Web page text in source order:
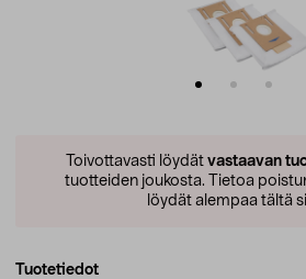
Toivottavasti löydät vastaavan
tuotteiden joukosta. Tietoa
löydät alempaa tältä
Tuotetiedot